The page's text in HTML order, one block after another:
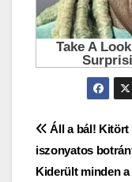
Áll a bál! Kitört
iszonyatos
Kiderült minden a